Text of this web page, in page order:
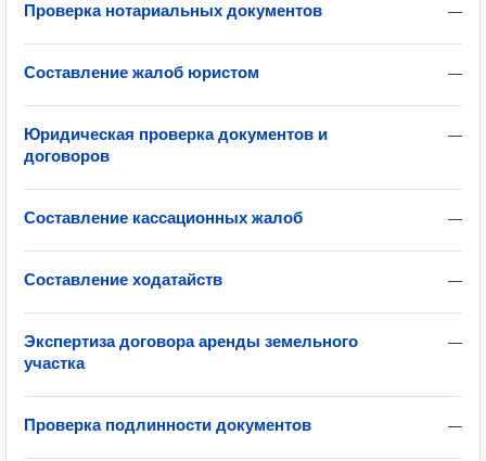
—
Проверка нотариальных документов
—
Составление жалоб юристом
—
Юридическая проверка документов и
договоров
—
Составление кассационных жалоб
—
Составление ходатайств
—
Экспертиза договора аренды земельного
участка
—
Проверка подлинности документов